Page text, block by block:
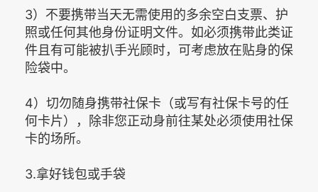
3）不要携带当天无需使用的多余空白支票、护
照或任何其他身份证明文件。如必须携带此类证
件且有可能被扒手光顾时，可考虑放在贴身的保
险袋中。
4）切勿随身携带社保卡（或写有社保卡号的任
何卡片），除非您正动身前往某处必须使用社保
卡的场所。
3.拿好钱包或手袋